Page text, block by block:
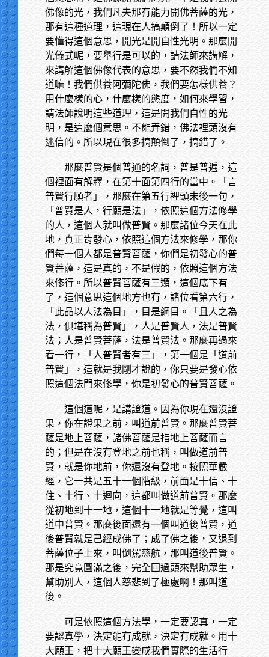
佛像的光，我們凡夫那有能力開佛菩薩的光，
那有這種道理，這現在人搞顛倒了！所以一定
要懂得這個意思，開光是開自性光明。那麼開
光儀式呢，要舉行是可以的，請法師來講解，
來講解這個佛像代表的意思，要不然我們不知
道嘛！我們供養阿彌陀佛，我們要怎樣供養？
用什麼樣的心，什麼樣的態度，如何來學習，
請法師說明這些道理，這是開我們自性的光
明，是這麼個意思。不能弄錯，佛法裡頭沒有
迷信的。所以現在很多搞顛倒了，搞錯了。
那麼普賢是個普通的名詞，普是普遍，這
個裡面有解釋，在第十面第四行的當中。「言
普賢行願者」，那麼在第五行裡頭末後一句，
「普賢是人，行願是法」，依照這個方法修學
的人，這個人就叫做普賢。那麼諸位今天在此
地，真正肯發心，依照這個方法來修學，那你
們每一個人都是普賢菩薩，你們是初發心的普
賢菩薩，這是真的，不是假的，依照這個方法
來修行。所以普賢菩薩有三類，這個底下有
了，這個意思這個地方也有，諸位看第六行，
「此品以人法為目」，目是綱目。「且人之為
法，俱堪稱為普賢」，人是普賢人，法是普賢
法；人是普賢菩薩，法是普賢法。那麼再過來
看一行，「人普賢者有三」，第一個是「道前
普賢」，這就是我剛才說的，你只要是發心依
照這個法門來修學，你是初發心的普賢菩薩。
這個道呢，是講證道。因為你現在還沒證
果，你在證果之前，叫道前普賢。那麼普賢菩
薩是地上菩薩，諸佛菩薩是指地上菩薩而言
的；但是在沒有登地之前也稱，叫做道前普
賢，就是你地前，你還沒有登地。按照華嚴
經，它一共是五十一個階級，前面是十信、十
住、十行、十迴向，這都叫做道前普賢。那麼
從初地到十一地，這個十一地就是等覺，這叫
道中普賢。那麼後面還有一個叫道後普賢，道
後普賢就是己經成佛了；成了佛之後，又退到
菩薩位子上來，叫倒駕慈航，那叫道後普賢。
那是究竟圓滿之後，完全回過頭來幫助眾生，
幫助別人，這個人慈悲到了極處啊！那叫道
後。
可是依照這個方法學，一定要認真，一定
要認真學，決定能有成就，決定有成就。用十
大願王，把十大願王變成我們實際的生活行